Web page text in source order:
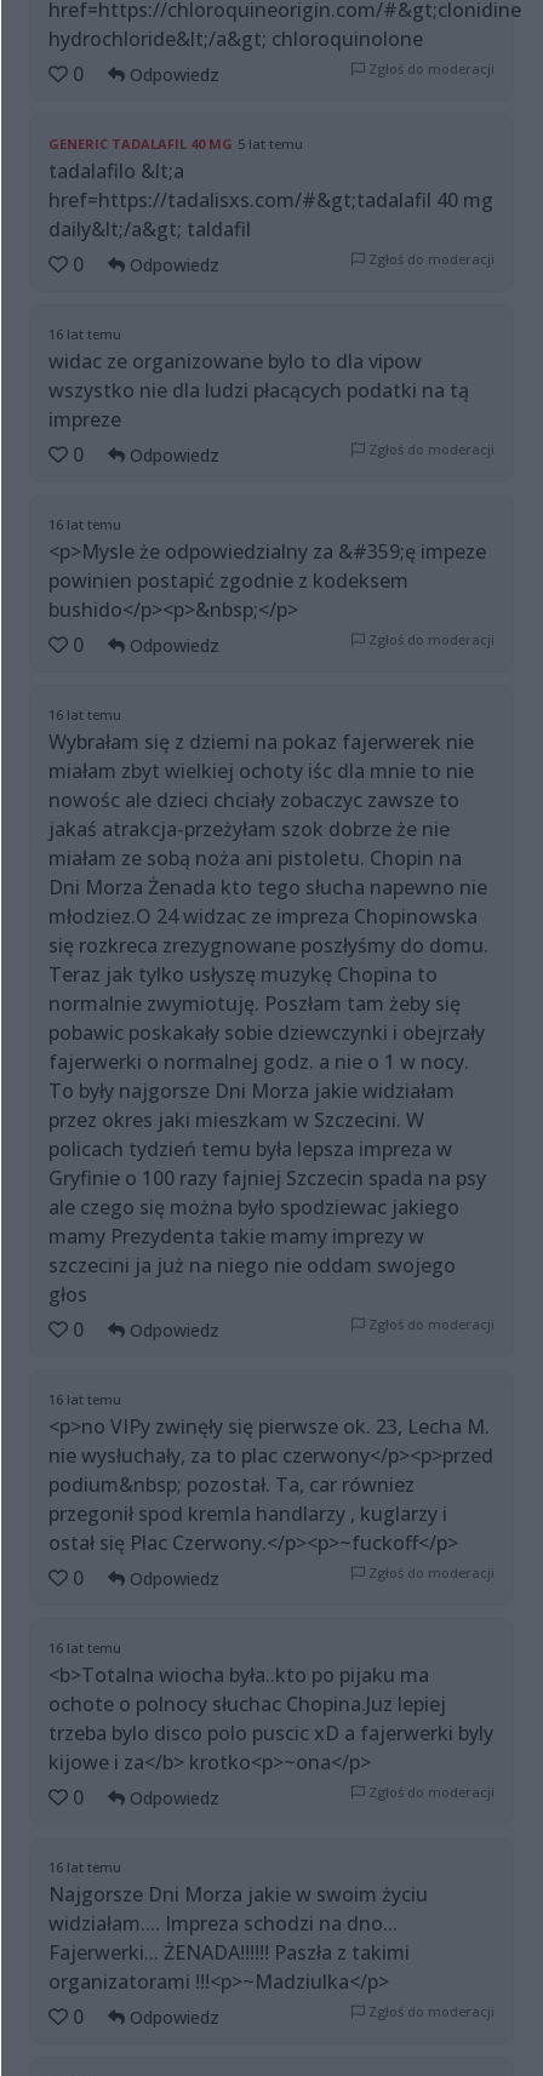
href=https://chloroquineorigin.com/#&gt;clonidine
hydrochloride&lt;/a&gt; chloroquinolone
0
Odpowiedz Zgłoś do moderacji
GENERIC TADALAFIL 40 MG 5 lat temu
tadalafilo &lt;a
href=https://tadalisxs.com/#&gt;tadalafil 40 mg
daily&lt;/a&gt; taldafil
0
Odpowiedz Zgłoś do moderacji
16 lat temu
widac ze organizowane bylo to dla vipow
wszystko nie dla ludzi płacących podatki na tą
impreze
0
Odpowiedz Zgłoś do moderacji
16 lat temu
<p>Mysle że odpowiedzialny za &#359;ę impeze
powinien postapić zgodnie z kodeksem
bushido</p><p>&nbsp;</p>
0
Odpowiedz Zgłoś do moderacji
16 lat temu
Wybrałam się z dziemi na pokaz fajerwerek nie
miałam zbyt wielkiej ochoty iśc dla mnie to nie
nowośc ale dzieci chciały zobaczyc zawsze to
jakaś atrakcja-przeżyłam szok dobrze że nie
miałam ze sobą noża ani pistoletu. Chopin na
Dni Morza Żenada kto tego słucha napewno nie
młodziez.O 24 widzac ze impreza Chopinowska
się rozkreca zrezygnowane poszłyśmy do domu.
Teraz jak tylko usłyszę muzykę Chopina to
normalnie zwymiotuję. Poszłam tam żeby się
pobawic poskakały sobie dziewczynki i obejrzały
fajerwerki o normalnej godz. a nie o 1 w nocy.
To były najgorsze Dni Morza jakie widziałam
przez okres jaki mieszkam w Szczecini. W
policach tydzień temu była lepsza impreza w
Gryfinie o 100 razy fajniej Szczecin spada na psy
ale czego się można było spodziewac jakiego
mamy Prezydenta takie mamy imprezy w
szczecini ja już na niego nie oddam swojego
głos
0
Odpowiedz Zgłoś do moderacji
16 lat temu
<p>no VIPy zwinęły się pierwsze ok. 23, Lecha M.
nie wysłuchały, za to plac czerwony</p><p>przed
podium&nbsp; pozostał. Ta, car równiez
przegonił spod kremla handlarzy , kuglarzy i
ostał się Plac Czerwony.</p><p>~fuckoff</p>
0
Odpowiedz Zgłoś do moderacji
16 lat temu
<b>Totalna wiocha była..kto po pijaku ma
ochote o polnocy słuchac Chopina.Juz lepiej
trzeba bylo disco polo puscic xD a fajerwerki byly
kijowe i za</b> krotko<p>~ona</p>
0
Odpowiedz Zgłoś do moderacji
16 lat temu
Najgorsze Dni Morza jakie w swoim życiu
widziałam.... Impreza schodzi na dno...
Fajerwerki... ŻENADA!!!!!! Paszła z takimi
organizatorami !!!<p>~Madziulka</p>
0
Odpowiedz Zgłoś do moderacji